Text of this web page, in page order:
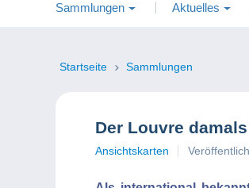
Sammlungen Aktuelles
Startseite Sammlungen
Der Louvre
Ansichtskarten